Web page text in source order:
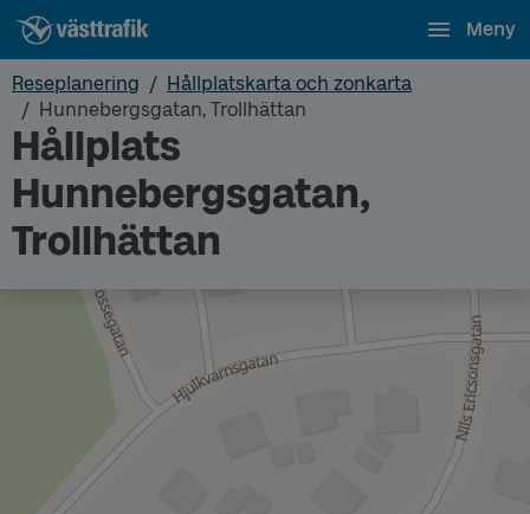
Meny
Reseplanering
Hållplatskarta och zonkarta
Hunnebergsgatan, Trollhättan
Hållplats
Hunnebergsgatan,
Trollhättan